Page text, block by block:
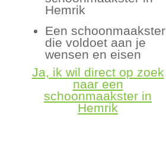
Hemrik
Een schoonmaakster
die voldoet aan je
wensen en eisen
Ja, ik wil direct op zoek
naar een
schoonmaakster in
Hemrik